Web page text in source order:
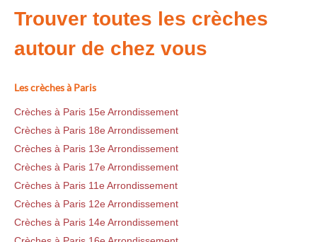
Trouver toutes les crèches
autour de chez vous
Les crèches à Paris
Crèches à Paris 15e Arrondissement
Crèches à Paris 18e Arrondissement
Crèches à Paris 13e Arrondissement
Crèches à Paris 17e Arrondissement
Crèches à Paris 11e Arrondissement
Crèches à Paris 12e Arrondissement
Crèches à Paris 14e Arrondissement